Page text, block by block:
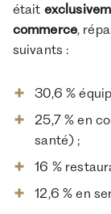
était
commerce,
suivants :
30,6 %
25,7 % en
santé) ;
16 %
12,6 % en